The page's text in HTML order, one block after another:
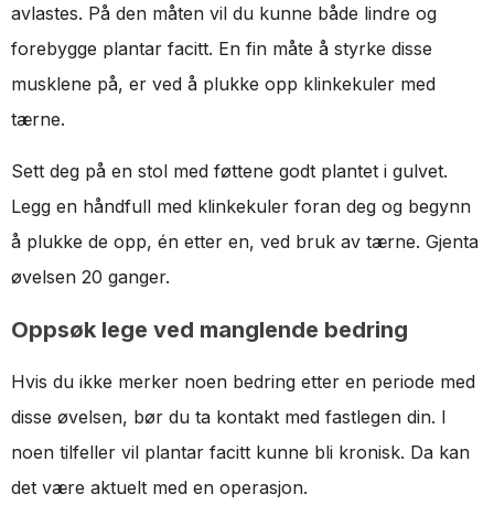
avlastes. På den måten vil du kunne både lindre og
forebygge plantar facitt. En fin måte å styrke disse
musklene på, er ved å plukke opp klinkekuler med
tærne.
Sett deg på en stol med føttene godt plantet i gulvet.
Legg en håndfull med klinkekuler foran deg og begynn
å plukke de opp, én etter en, ved bruk av tærne. Gjenta
øvelsen 20 ganger.
Oppsøk lege ved manglende bedring
Hvis du ikke merker noen bedring etter en periode med
disse øvelsen, bør du ta kontakt med fastlegen din. I
noen tilfeller vil plantar facitt kunne bli kronisk. Da kan
det være aktuelt med en operasjon.